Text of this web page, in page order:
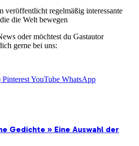
veröffentlicht regelmäßig interessante
die Welt bewegen
oder möchtest du Gastautor
gerne bei uns:
PinterestYouTube WhatsApp
Gedichte » Eine Auswahl der